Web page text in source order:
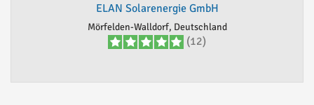
ELAN Solarenergie GmbH
Mörfelden-Walldorf, Deutschland
(12)